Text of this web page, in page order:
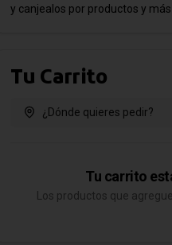
y canjealos por productos y más
Tu Carrito
¿Dónde quieres pedir?
Tu carrito
Los productos que